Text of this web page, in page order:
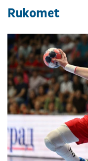
Rukomet